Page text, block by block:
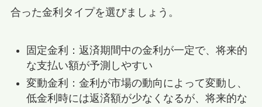
合った金利タイプを選びましょう。
固定金利：返済期間中の金利が一定で、将来的
な支払い額が予測しやすい
変動金利：金利が市場の動向によって変動し、
低金利時には返済額が少なくなるが、将来的な